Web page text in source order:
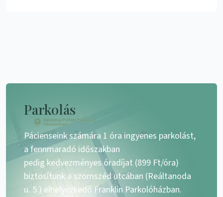
Parkolás
Pácienseink számára 1 óra ingyenes parkolást,
a fennmaradó időszakban
pedig kedvezményes óradíjat (899 Ft/óra)
biztosítunk a szomszéd utcában (Reáltanoda
u. 5.) elhelyezkedő Franklin Parkolóházban.